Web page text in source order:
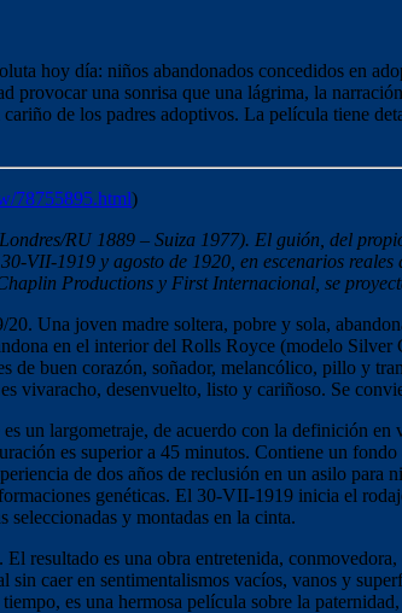
hoy día: niños abandonados concedidos en
una sonrisa que una lágrima, la
de los padres adoptivos. La película tiene
78755895.html)
RU 1889 – Suiza 1977). El guión, del
VII-1919 y agosto de 1920, en escenarios
Productions y First Internacional, se
Una joven madre soltera, pobre y sola,
en el interior del Rolls Royce (modelo
de buen corazón, soñador, melancólico, pillo y
vivaracho, desenvuelto, listo y cariñoso. Se
un largometraje, de acuerdo con la definición
es superior a 45 minutos. Contiene un
de dos años de reclusión en un asilo
genéticas. El 30-VII-1919 inicia el
seleccionadas y montadas en la cinta.
resultado es una obra entretenida,
caer en sentimentalismos vacíos, vanos y
es una hermosa película sobre la